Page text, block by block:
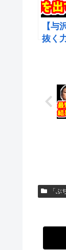
【与
抜く
「ぶ